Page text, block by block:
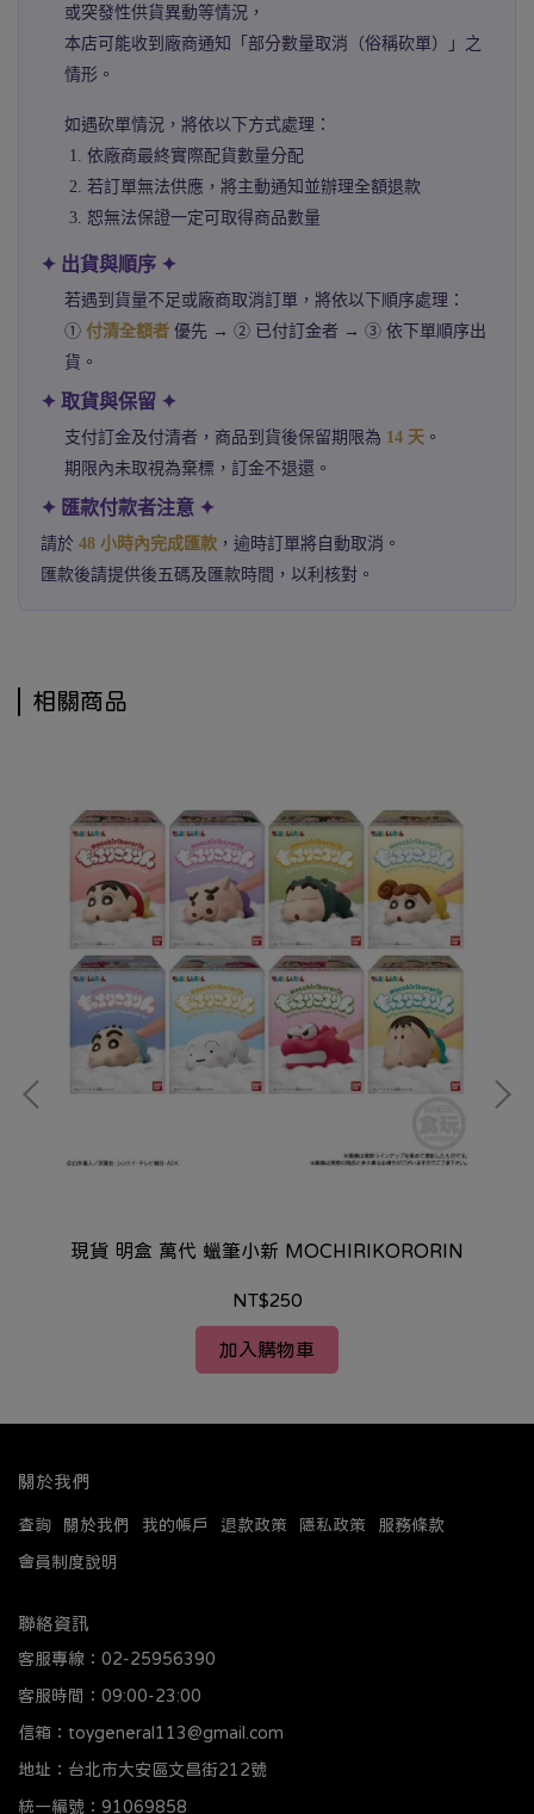
或突發性供貨異動等情況，
本店可能收到廠商通知「部分數量取消（俗稱砍單）」之
情形。
如遇砍單情況，將依以下方式處理：
1. 依廠商最終實際配貨數量分配
2. 若訂單無法供應，將主動通知並辦理全額退款
3. 恕無法保證一定可取得商品數量
✦ 出貨與順序 ✦
若遇到貨量不足或廠商取消訂單，將依以下順序處理：
① 付清全額者 優先 → ② 已付訂金者 → ③ 依下單順序出
貨。
✦ 取貨與保留 ✦
支付訂金及付清者，商品到貨後保留期限為 14 天 。
期限內未取視為棄標，訂金不退還。
✦ 匯款付款者注意 ✦
請於 48 小時內完成匯款 ，逾時訂單將自動取消。
匯款後請提供後五碼及匯款時間，以利核對。
相關商品
現貨 明盒 萬代 蠟筆小新 MOCHIRIKORORIN
NT$250
加入購物車
關於我們
查詢 關於我們 我的帳戶 退款政策 隱私政策
服務條款
會員制度說明
聯絡資訊
客服專線：02-25956390
客服時間：09:00-23:00
信箱：toygeneral113@gmail.com
地址：台北市大安區文昌街212號
統一編號：91069858